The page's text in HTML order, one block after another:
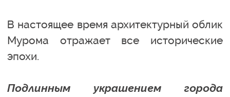
В настоящее время архитектурный облик
Мурома отражает все исторические
эпохи.
Подлинным украшением города